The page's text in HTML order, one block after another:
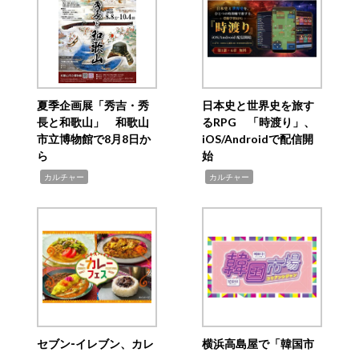
夏季企画展「秀吉・秀
長と和歌山」 和歌山
市立博物館で8月8日か
ら
カルチャー
日本史と世界史を旅す
るRPG 「時渡り」、
iOS/Androidで配信開
始
カルチャー
セブン‐イレブン、カレ
横浜高島屋で「韓国市